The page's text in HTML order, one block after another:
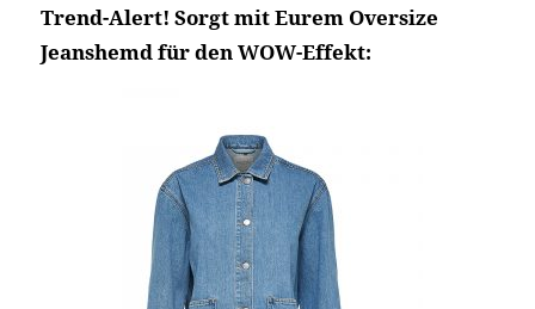
Trend-Alert! Sorgt mit Eurem Oversize
Jeanshemd für den WOW-Effekt: